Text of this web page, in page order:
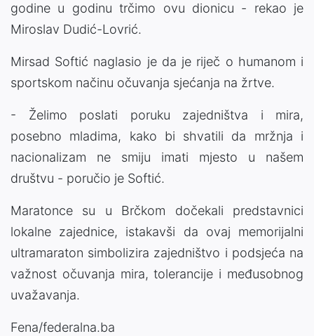
godine u godinu trčimo ovu dionicu - rekao je
Miroslav Dudić-Lovrić.
Mirsad Softić naglasio je da je riječ o humanom i
sportskom načinu očuvanja sjećanja na žrtve.
- Želimo poslati poruku zajedništva i mira,
posebno mladima, kako bi shvatili da mržnja i
nacionalizam ne smiju imati mjesto u našem
društvu - poručio je Softić.
Maratonce su u Brčkom dočekali predstavnici
lokalne zajednice, istakavši da ovaj memorijalni
ultramaraton simbolizira zajedništvo i podsjeća na
važnost očuvanja mira, tolerancije i međusobnog
uvažavanja.
Fena/federalna.ba